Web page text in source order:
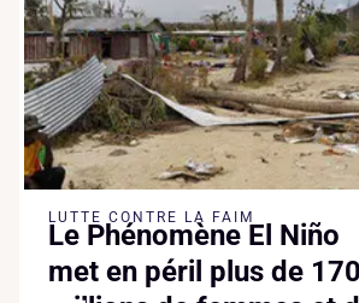
LUTTE CONTRE LA FAIM
Le Phénomène El Niño
met en péril plus de 170